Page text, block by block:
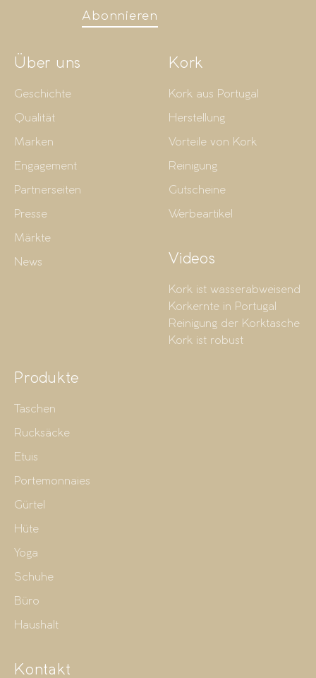
Abonnieren
Über uns
Geschichte
Qualität
Marken
Engagement
Partnerseiten
Presse
Märkte
News
Kork
Kork aus Portugal
Herstellung
Vorteile von Kork
Reinigung
Gutscheine
Werbeartikel
Videos
Kork ist wasserabweisend
Korkernte in Portugal
Reinigung der Korktasche
Kork ist robust
Produkte
Taschen
Rucksäcke
Etuis
Portemonnaies
Gürtel
Hüte
Yoga
Schuhe
Büro
Haushalt
Kontakt